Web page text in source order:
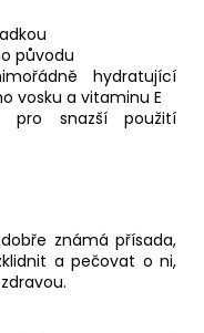
původu
hydratující
vosku a vitaminu E
pro snazší použití
známá přísada,
a pečovat o ni,